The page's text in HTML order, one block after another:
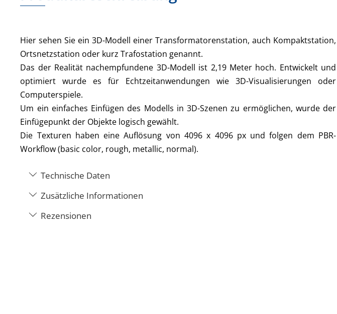
Hier sehen Sie ein 3D-Modell einer Transformatorenstation, auch Kompaktstation,
Ortsnetzstation oder kurz Trafostation genannt.
Das der Realität nachempfundene 3D-Modell ist 2,19 Meter hoch. Entwickelt und
optimiert wurde es für Echtzeitanwendungen wie 3D-Visualisierungen oder
Computerspiele.
Um ein einfaches Einfügen des Modells in 3D-Szenen zu ermöglichen, wurde der
Einfügepunkt der Objekte logisch gewählt.
Die Texturen haben eine Auflösung von 4096 x 4096 px und folgen dem PBR-
Workflow (basic color, rough, metallic, normal).
Technische Daten
Zusätzliche Informationen
Rezensionen